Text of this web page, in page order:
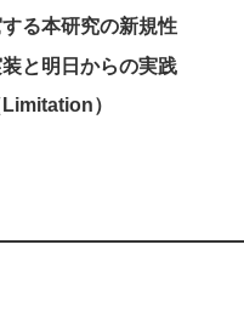
る本研究の新規性
と明日からの実践
）